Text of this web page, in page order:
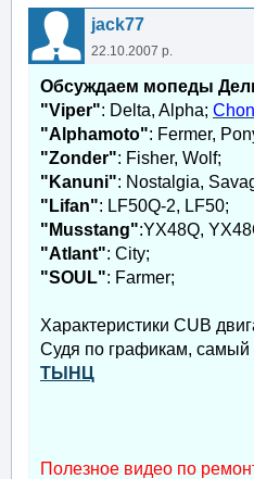
jack77
22.10.2007 р.
Обсуждаем мопеды
"Viper": Delta, Alpha;
"Аlphamoto": Fermer,
"Zonder": Fisher, Wolf;
"Kanuni": Nostalgia,
"Lifan": LF50Q-2, LF50;
"Musstang":YX48Q,
"Atlant": Сity;
"SOUL": Farmer;
Характеристики CUB
Судя по графикам, самый
ТЫНЦ
Полезное видео по